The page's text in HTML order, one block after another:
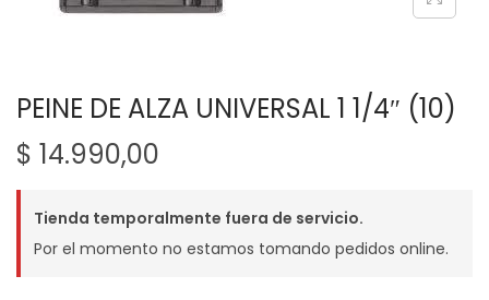
io
PEINE DE ALZA UNIVERSAL 1 1/4″ (10)
$ 14.990,00
Tienda temporalmente fuera de servicio.
Por el momento no estamos tomando pedidos online.